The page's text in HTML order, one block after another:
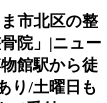
市北区の整
院」|ニュー
館駅から徒
り/土曜日も